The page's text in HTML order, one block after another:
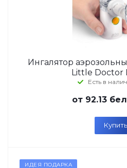
Ингалятор
Little Doctor
Есть в
от 92.13
Купить
ИДЕЯ ПОДАРКА